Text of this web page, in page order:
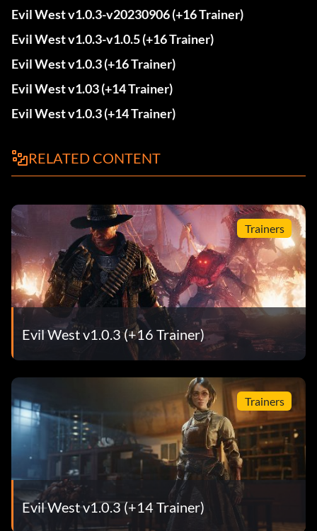
Evil West v1.0.3-v20230906 (+16 Trainer)
Evil West v1.0.3-v1.0.5 (+16 Trainer)
Evil West v1.0.3 (+16 Trainer)
Evil West v1.03 (+14 Trainer)
Evil West v1.0.3 (+14 Trainer)
RELATED CONTENT
Trainers
Evil West v1.0.3 (+16 Trainer)
Trainers
Evil West v1.0.3 (+14 Trainer)